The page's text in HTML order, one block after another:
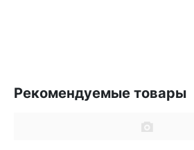
Рекомендуемые товары